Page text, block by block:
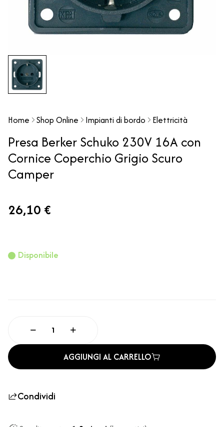
Home Shop Online Impianti di bordo Elettricità
Presa Berker Schuko 230V 16A con
Cornice Coperchio Grigio Scuro
Camper
26,10 €
Disponibile
AGGIUNGI AL CARRELLO
Condividi